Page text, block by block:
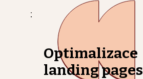
​Optimalizace
landing pages